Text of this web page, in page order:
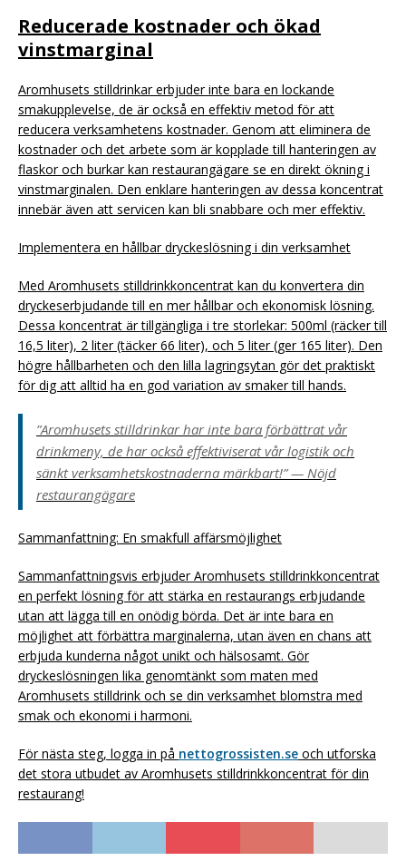
Reducerade kostnader och ökad
vinstmarginal
Aromhusets stilldrinkar erbjuder inte bara en lockande
smakupplevelse, de är också en effektiv metod för att
reducera verksamhetens kostnader. Genom att eliminera de
kostnader och det arbete som är kopplade till hanteringen av
flaskor och burkar kan restaurangägare se en direkt ökning i
vinstmarginalen. Den enklare hanteringen av dessa koncentrat
innebär även att servicen kan bli snabbare och mer effektiv.
Implementera en hållbar dryckeslösning i din verksamhet
Med Aromhusets stilldrinkkoncentrat kan du konvertera din
dryckeserbjudande till en mer hållbar och ekonomisk lösning.
Dessa koncentrat är tillgängliga i tre storlekar: 500ml (räcker till
16,5 liter), 2 liter (täcker 66 liter), och 5 liter (ger 165 liter). Den
högre hållbarheten och den lilla lagringsytan gör det praktiskt
för dig att alltid ha en god variation av smaker till hands.
”Aromhusets stilldrinkar har inte bara förbättrat vår
drinkmeny, de har också effektiviserat vår logistik och
sänkt verksamhetskostnaderna märkbart!” — Nöjd
restaurangägare
Sammanfattning: En smakfull affärsmöjlighet
Sammanfattningsvis erbjuder Aromhusets stilldrinkkoncentrat
en perfekt lösning för att stärka en restaurangs erbjudande
utan att lägga till en onödig börda. Det är inte bara en
möjlighet att förbättra marginalerna, utan även en chans att
erbjuda kunderna något unikt och hälsosamt. Gör
dryckeslösningen lika genomtänkt som maten med
Aromhusets stilldrink och se din verksamhet blomstra med
smak och ekonomi i harmoni.
För nästa steg, logga in på nettogrossisten.se och utforska
det stora utbudet av Aromhusets stilldrinkkoncentrat för din
restaurang!